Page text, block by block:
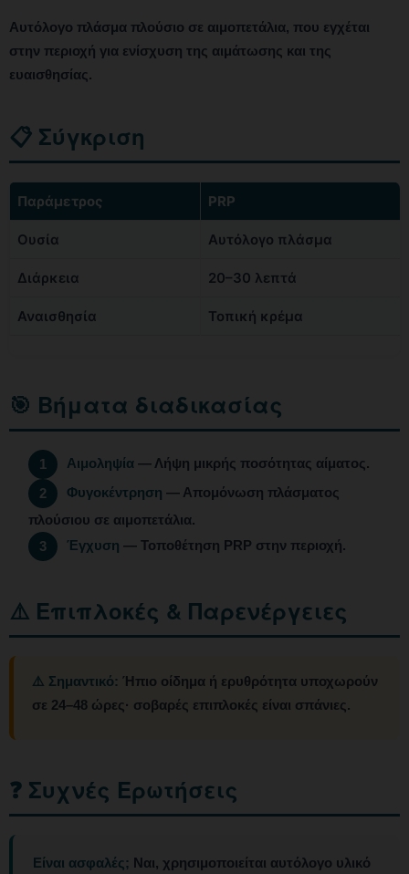
Αυτόλογο πλάσμα πλούσιο σε αιμοπετάλια, που εγχέται
στην περιοχή για ενίσχυση της αιμάτωσης και της
ευαισθησίας.
📋 Σύγκριση
Παράμετρος PRP
Ουσία Αυτόλογο πλάσμα
Διάρκεια 20–30 λεπτά
Αναισθησία Τοπική κρέμα
🎯 Βήματα διαδικασίας
1 Αιμοληψία — Λήψη μικρής ποσότητας αίματος.
2
Φυγοκέντρηση — Απομόνωση πλάσματος
πλούσιου σε αιμοπετάλια.
3
Έγχυση — Τοποθέτηση PRP στην περιοχή.
⚠️ Επιπλοκές & Παρενέργειες
⚠️ Σημαντικό: Ήπιο οίδημα ή ερυθρότητα υποχωρούν
σε 24–48 ώρες· σοβαρές επιπλοκές είναι σπάνιες.
❓ Συχνές Ερωτήσεις
Είναι ασφαλές; Ναι, χρησιμοποιείται αυτόλογο υλικό